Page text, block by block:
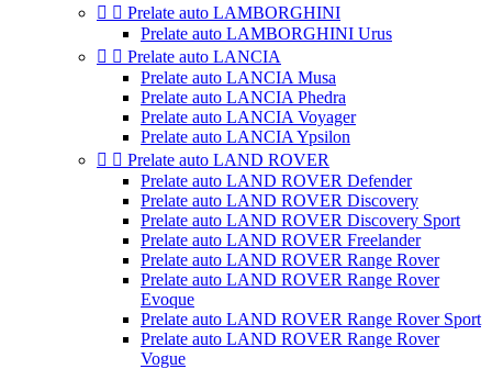
  Prelate auto LAMBORGHINI
Prelate auto LAMBORGHINI Urus
  Prelate auto LANCIA
Prelate auto LANCIA Musa
Prelate auto LANCIA Phedra
Prelate auto LANCIA Voyager
Prelate auto LANCIA Ypsilon
  Prelate auto LAND ROVER
Prelate auto LAND ROVER Defender
Prelate auto LAND ROVER Discovery
Prelate auto LAND ROVER Discovery Sport
Prelate auto LAND ROVER Freelander
Prelate auto LAND ROVER Range Rover
Prelate auto LAND ROVER Range Rover
Evoque
Prelate auto LAND ROVER Range Rover Sport
Prelate auto LAND ROVER Range Rover
Vogue